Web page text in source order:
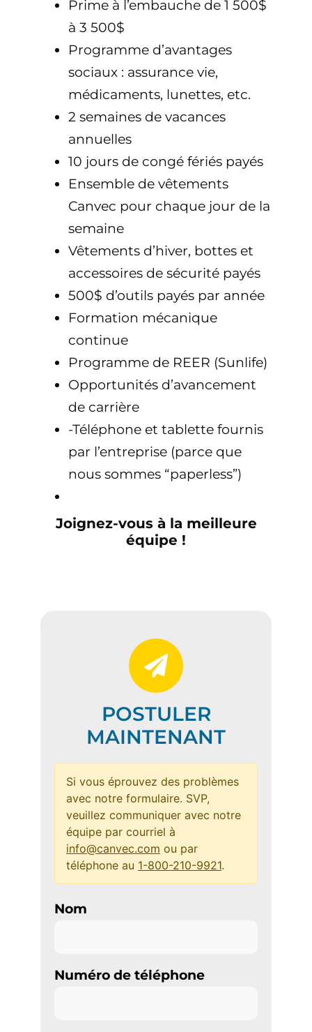
Prime à l’embauche de 1 500$
à 3 500$
Programme d’avantages
sociaux : assurance vie,
médicaments, lunettes, etc.
2 semaines de vacances
annuelles
10 jours de congé fériés payés
Ensemble de vêtements
Canvec pour chaque jour de la
semaine
Vêtements d’hiver, bottes et
accessoires de sécurité payés
500$ d’outils payés par année
Formation mécanique
continue
Programme de REER (Sunlife)
Opportunités d’avancement
de carrière
-Téléphone et tablette fournis
par l’entreprise (parce que
nous sommes “paperless”)
Joignez-vous à la meilleure
équipe !
POSTULER
MAINTENANT
Si vous éprouvez des problèmes
avec notre formulaire. SVP,
veuillez communiquer avec notre
équipe par courriel à
info@canvec.com ou par
téléphone au 1-800-210-9921.
Nom
Numéro de téléphone